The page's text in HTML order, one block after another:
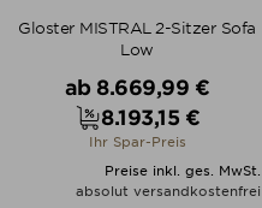
Gloster MISTRAL 2-Sitzer Sofa
Low
Verkaufspreis
ab 8.669,99 €
Preis
8.193,15 €
Ihr Spar-Preis
Preise inkl. ges. MwSt.
absolut versandkostenfrei